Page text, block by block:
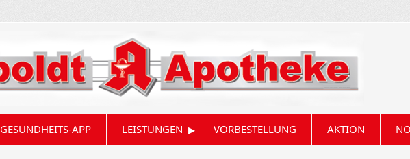
GESUNDHEITS-APP LEISTUNGEN ▸ VORBESTELLUNG AKTION